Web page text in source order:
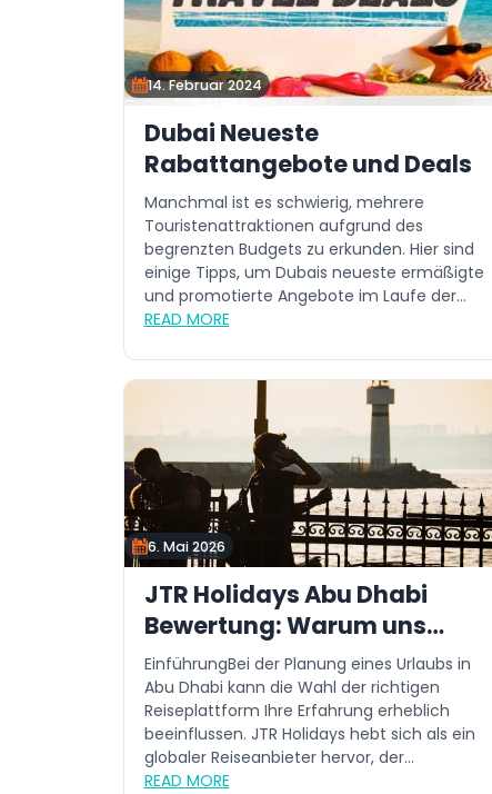
14. Februar 2024
Dubai Neueste
Rabattangebote und Deals
Manchmal ist es schwierig, mehrere
Touristenattraktionen aufgrund des
begrenzten Budgets zu erkunden. Hier sind
einige Tipps, um Dubais neueste ermäßigte
und promotierte Angebote im Laufe der
Jahre zu...
READ MORE
6. Mai 2026
JTR Holidays Abu Dhabi
Bewertung: Warum uns
wählen
EinführungBei der Planung eines Urlaubs in
Abu Dhabi kann die Wahl der richtigen
Reiseplattform Ihre Erfahrung erheblich
beeinflussen. JTR Holidays hebt sich als ein
globaler Reiseanbieter hervor, der...
READ MORE